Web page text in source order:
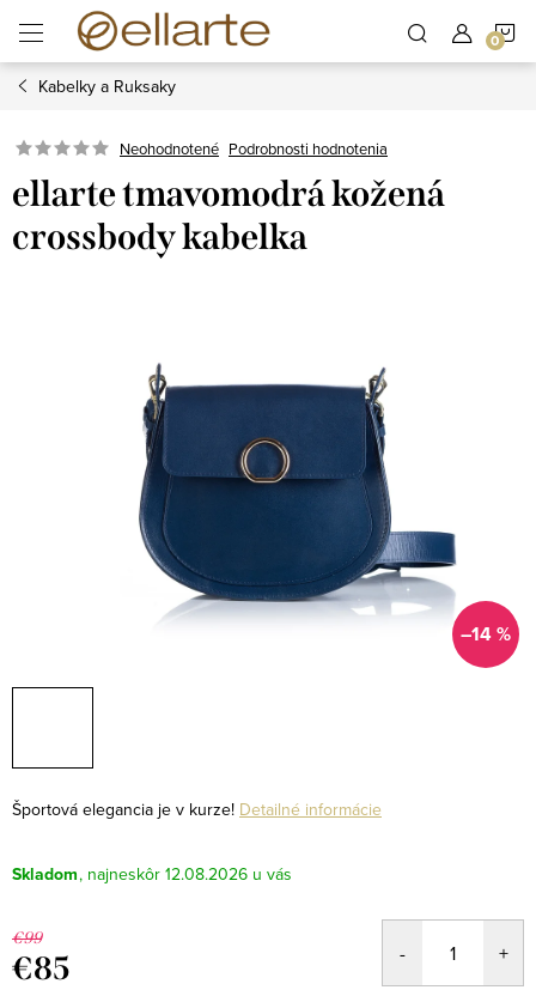
obsah
Kabelky a Ruksaky
Neohodnotené Podrobnosti hodnotenia
ellarte tmavomodrá kožená
crossbody kabelka
–14 %
Športová elegancia je v kurze! Detailné informácie
Skladom 12.08.2026
€99
€85